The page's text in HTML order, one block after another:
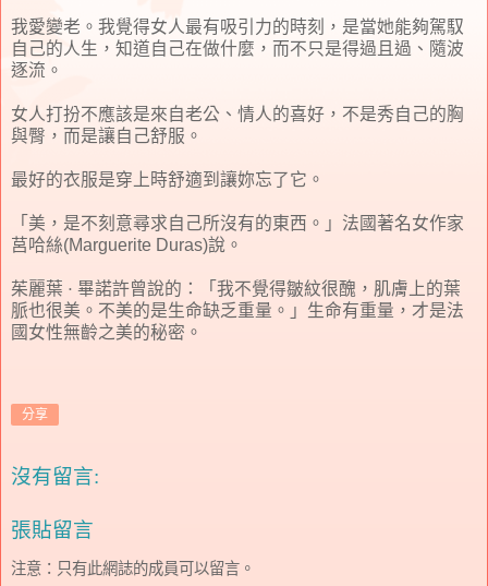
我愛變老。我覺得女人最有吸引力的時刻，是當她能夠駕馭
自己的人生，知道自己在做什麼，而不只是得過且過、隨波
逐流。
女人打扮不應該是來自老公、情人的喜好，不是秀自己的胸
與臀，而是讓自己舒服。
最好的衣服是穿上時舒適到讓妳忘了它。
「美，是不刻意尋求自己所沒有的東西。」法國著名女作家
莒哈絲(Marguerite Duras)說。
茱麗葉 ． 畢諾許曾說的：「我不覺得皺紋很醜，肌膚上的葉
脈也很美。不美的是生命缺乏重量。」生命有重量，才是法
國女性無齡之美的秘密。
分享
沒有留言:
張貼留言
注意：只有此網誌的成員可以留言。